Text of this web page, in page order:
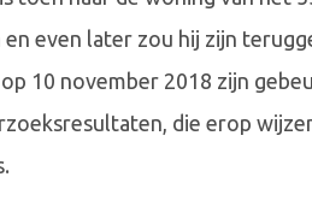
even later zou hij zijn
10 november 2018 zijn
die erop